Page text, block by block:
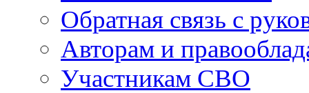
Обратная связь с
Авторам и
Участникам СВО